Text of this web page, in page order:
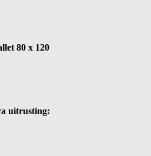
80 x 120
uitrusting: